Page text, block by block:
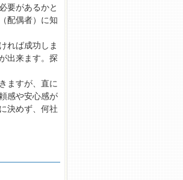
要があるかと
配偶者）に知
れば成功しま
出来ます。探
ますが、直に
感や安心感が
決めず、何社